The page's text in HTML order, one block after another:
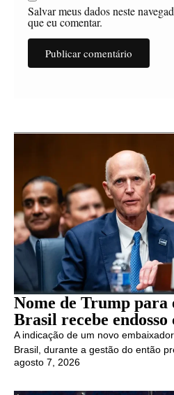
Salvar meus dados neste
que eu comentar.
Nome de Trump para
Brasil recebe
A indicação de um novo
Brasil, durante a gestão do então
agosto 7, 2026